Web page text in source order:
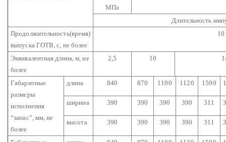
МПа
Длительность
Продолжительность(время)
выпуска ГОТВ, с, не более
10
Эквивалентная длина, м, не
более
2,5 10
Габаритные
размеры
исполнения
“запас”, мм, не
более
длина 840 870 1100 1120 1590
ширина 390 390 390 390 311
высота 390 390 390 390 311